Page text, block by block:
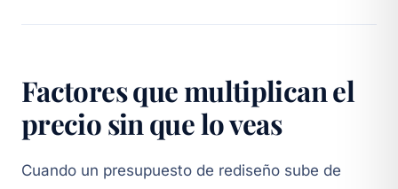
Factores que multiplican el
precio sin que lo veas
Cuando un presupuesto de rediseño sube de